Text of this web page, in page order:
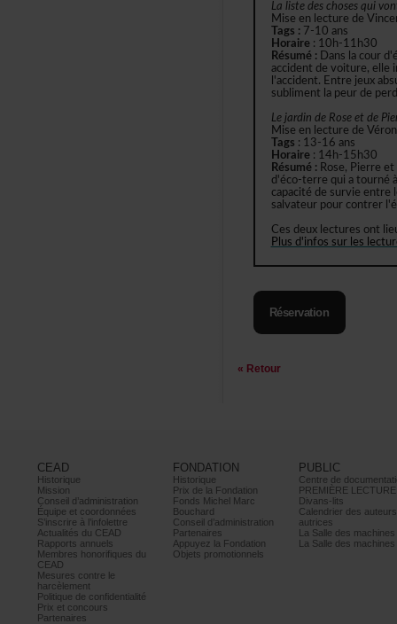
Tags:7-10ans
Horaire:10h-11h30
Résumé:
Tags :13-16ans
Horaire :14h-15h30
Résumé:
d'éco-
Réservation
«Retour
CEAD
Historique
Mission
Conseild’administration
Équipeetcoordonnées
S’inscrireàl’infolettre
ActualitésduCEAD
Rapportsannuels
Membreshonorifiquesdu
CEAD
Mesurescontrele
harcèlement
Politiquedeconfidentialité
Prixetconcours
Partenaires
FONDATION
Historique
PrixdelaFondation
FondsMichelMarc
Bouchard
Conseild’administration
Partenaires
AppuyezlaFondation
Objetspromotionnels
PUBLIC
PREMIÈRELECTURE
Divans-lits
autrices